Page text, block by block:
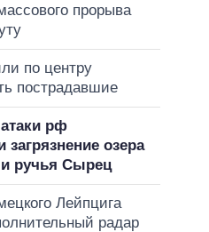
прорыва
по центру
пострадавшие
рф
озера
ручья Сырец
Лейпцига
радар